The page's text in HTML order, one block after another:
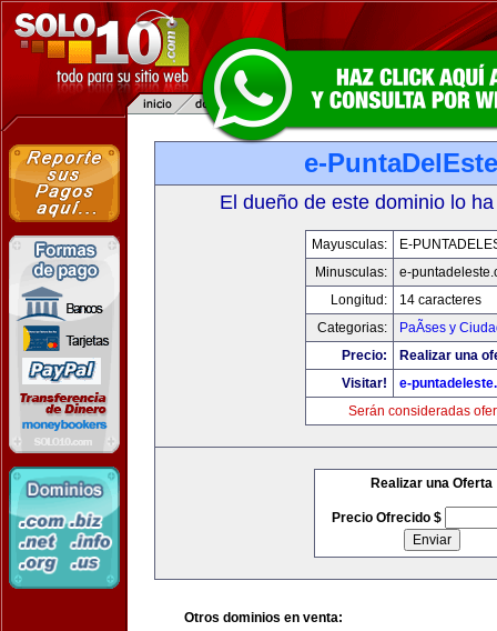
e-
El dueño de este dominio lo
Mayusculas:
E-
Minusculas:
e-
Longitud:
14 caracteres
Categorias:
PaÃ­ses y
Precio:
Realizar una
Visitar!
e-
Serán consideradas
Realizar una Oferta
Precio Ofrecido $
Otros dominios en venta: